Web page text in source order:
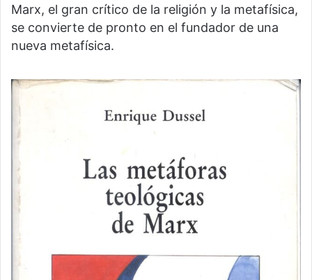
Marx, el gran crítico de la religión y la metafísica,
se convierte de pronto en el fundador de una
nueva metafísica.